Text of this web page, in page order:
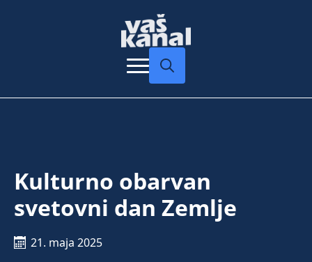
Kulturno obarvan
svetovni dan Zemlje
21. maja 2025